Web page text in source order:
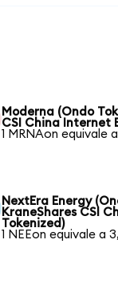
Moderna (Ondo
CSI China Internet
1 MRNAon equivale
NextEra Energy
KraneShares CSI
Tokenized)
1 NEEon equivale a